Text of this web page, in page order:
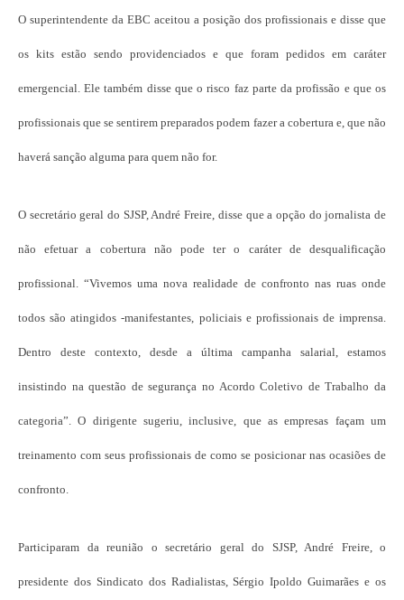
O superintendente da EBC aceitou a posição dos profissionais e disse que
os kits estão sendo providenciados e que foram pedidos em caráter
emergencial. Ele também disse que o risco faz parte da profissão e que os
profissionais que se sentirem preparados podem fazer a cobertura e, que não
haverá sanção alguma para quem não for.
O secretário geral do SJSP, André Freire, disse que a opção do jornalista de
não efetuar a cobertura não pode ter o caráter de desqualificação
profissional. “Vivemos uma nova realidade de confronto nas ruas onde
todos são atingidos -manifestantes, policiais e profissionais de imprensa.
Dentro deste contexto, desde a última campanha salarial, estamos
insistindo na questão de segurança no Acordo Coletivo de Trabalho da
categoria”. O dirigente sugeriu, inclusive, que as empresas façam um
treinamento com seus profissionais de como se posicionar nas ocasiões de
confronto.
Participaram da reunião o secretário geral do SJSP, André Freire, o
presidente dos Sindicato dos Radialistas, Sérgio Ipoldo Guimarães e os